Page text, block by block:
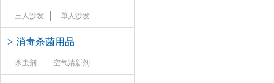
三人沙发 单人沙发
> 消毒杀菌用品
杀虫剂 空气清新剂